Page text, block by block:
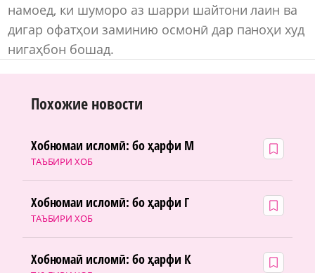
намоед, ки шуморо аз шарри шайтони лаин ва
дигар офатҳои заминию осмонӣ дар паноҳи худ
нигаҳбон бошад.
Похожие новости
ТАЪБИРИ ХОБ
Хобномаи исломӣ: бо ҳарфи М
ТАЪБИРИ ХОБ
Хобномаи исломӣ: бо ҳарфи Г
Хобномаӣ исломӣ: бо ҳарфи К